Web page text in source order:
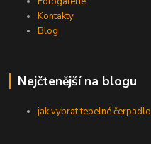
Kontakty
Blog
Nejčtenější na blogu
jak vybrat tepelné čerpadlo